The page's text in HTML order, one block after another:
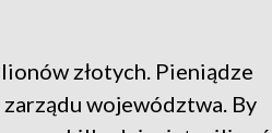
złotych. Pieniądze
województwa. By